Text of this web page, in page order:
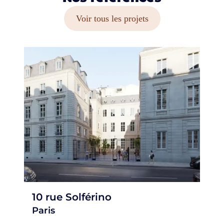
Voir tous les projets
10 rue Solférino
Paris